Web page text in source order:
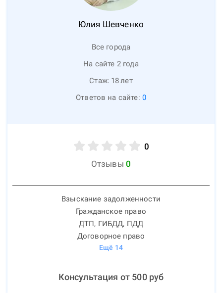
Юлия Шевченко
Все города
На сайте 2 года
Стаж: 18лет
Ответов на сайте: 0
0
Отзывы 0
Взыскание задолженности
Гражданское право
ДТП, ГИБДД, ПДД
Договорное право
Ещё 14
Консультация от 500руб